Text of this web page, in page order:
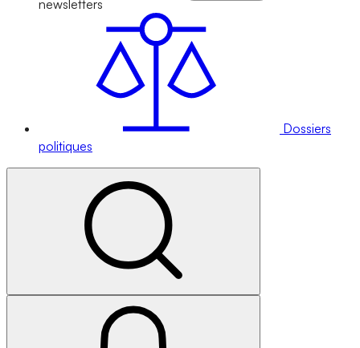
newsletters
Dossiers
politiques